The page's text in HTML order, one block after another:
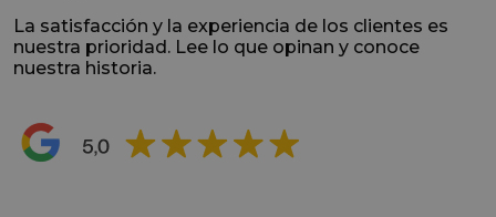
La satisfacción y la experiencia de los clientes es
nuestra prioridad. Lee lo que opinan y conoce
nuestra historia.